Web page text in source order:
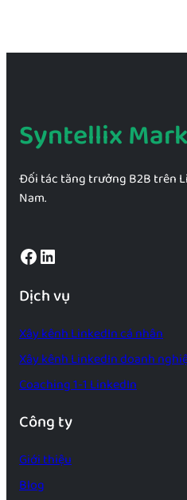
Syntellix
Đối tác tăng trưởng B2B trên
Nam.
Facebook LinkedIn
Dịch vụ
Xây kênh LinkedIn cá nhân
Xây kênh LinkedIn doanh
Coaching 1-1 LinkedIn
Công ty
Giới thiệu
Blog